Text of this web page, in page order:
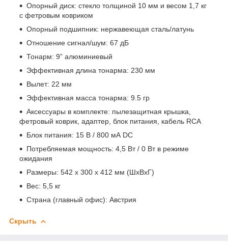
Опорный диск: стекло толщиной 10 мм и весом 1,7 кг
с фетровым ковриком
Опорный подшипник: нержавеющая сталь/латунь
Отношение сигнал/шум: 67 дБ
Тонарм: 9” алюминиевый
Эффективная длина тонарма: 230 мм
Вылет: 22 мм
Эффективная масса тонарма: 9.5 гр
Аксессуары в комплекте: пылезащитная крышка,
фетровый коврик, адаптер, блок питания, кабель RCA
Блок питания: 15 В / 800 мА DC
Потребляемая мощность: 4,5 Вт / 0 Вт в режиме
ожидания
Размеры: 542 x 300 x 412 мм (ШxВxГ)
Вес: 5,5 кг
Страна (главный офис): Австрия
Скрыть